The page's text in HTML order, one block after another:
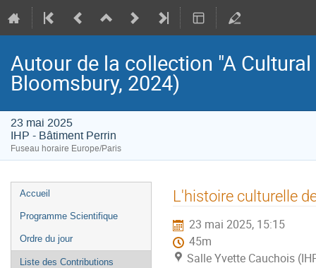
Autour de la collection "A
Bloomsbury, 2024)
23 mai 2025
IHP - Bâtiment Perrin
Fuseau horaire Europe/Paris
Menu
de
Accueil
Programme Scientifique
Ordre du jour
Liste des Contributions
L'histoire culturelle
23 mai 2025, 15:15
45m
Salle Yvette Cauchois